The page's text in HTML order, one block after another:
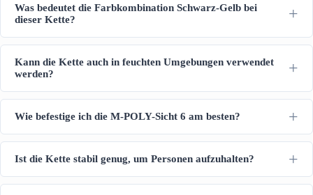
Was bedeutet die Farbkombination Schwarz-Gelb bei
dieser Kette?
Kann die Kette auch in feuchten Umgebungen verwendet
werden?
Wie befestige ich die M-POLY-Sicht 6 am besten?
Ist die Kette stabil genug, um Personen aufzuhalten?